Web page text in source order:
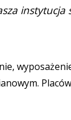
instytucja